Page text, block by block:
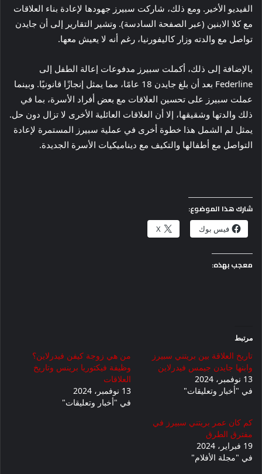
الفيديو الأخير. ومع ذلك، شاركت سبيرز جهودها لإعادة بناء العلاقات
مع كلا الابنين (عبر الصفحة السادسة). وتشير التقارير إلى أن جايدن
تواصل مع والدته وزار كاليفورنيا، رغم أنه لا يعيش معها.
بالإضافة إلى ذلك، أكملت سبيرز مدفوعات إعالة الطفل إلى
Federline بعد أن بلغ جايدن 18 عامًا، مما يمثل إنجازًا قانونيًا. وبينما
عملت سبيرز على تحسين العلاقات مع بعض أفراد الأسرة، بما في
ذلك والدتها وشقيقها، إلا أن العلاقات العائلية الأخرى لا تزال دون حل.
يمثل لم الشمل هذا خطوة أخرى في عملية سبيرز المستمرة لإعادة
التواصل مع أطفالها والتكيف مع ديناميكيات الأسرة الجديدة.
شارك هذا الموضوع:
فيس بوك X
معجب بهذه:
مرتبط
تاريخ العلاقة بين بريتني سبيرز
وابنها جايدن جيمس فيدرلاين
13 نوفمبر، 2024
في "أخبار وتعليقات"
من هي زوجة كيفن فيدرلاين؟
وظيفة فيكتوريا برينس وتاريخ
العلاقات
13 نوفمبر، 2024
في "أخبار وتعليقات"
كم كان عمر بريتني سبيرز في
مفترق الطرق
19 فبراير، 2024
في "مجلة الأفلام"